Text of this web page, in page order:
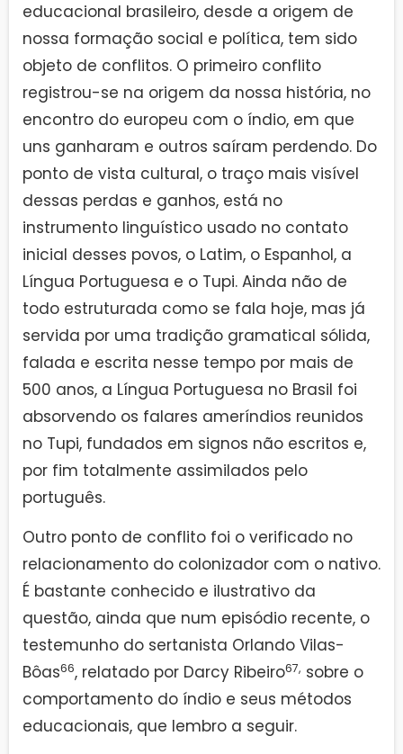
educacional brasileiro, desde a origem de
nossa formação social e política, tem sido
objeto de conflitos. O primeiro conflito
registrou-se na origem da nossa história, no
encontro do europeu com o índio, em que
uns ganharam e outros saíram perdendo. Do
ponto de vista cultural, o traço mais visível
dessas perdas e ganhos, está no
instrumento linguístico usado no contato
inicial desses povos, o Latim, o Espanhol, a
Língua Portuguesa e o Tupi. Ainda não de
todo estruturada como se fala hoje, mas já
servida por uma tradição gramatical sólida,
falada e escrita nesse tempo por mais de
500 anos, a Língua Portuguesa no Brasil foi
absorvendo os falares ameríndios reunidos
no Tupi, fundados em signos não escritos e,
por fim totalmente assimilados pelo
português.
Outro ponto de conflito foi o verificado no
relacionamento do colonizador com o nativo.
É bastante conhecido e ilustrativo da
questão, ainda que num episódio recente, o
testemunho do sertanista Orlando Vilas-
Bôas66, relatado por Darcy Ribeiro67, sobre o
comportamento do índio e seus métodos
educacionais, que lembro a seguir.